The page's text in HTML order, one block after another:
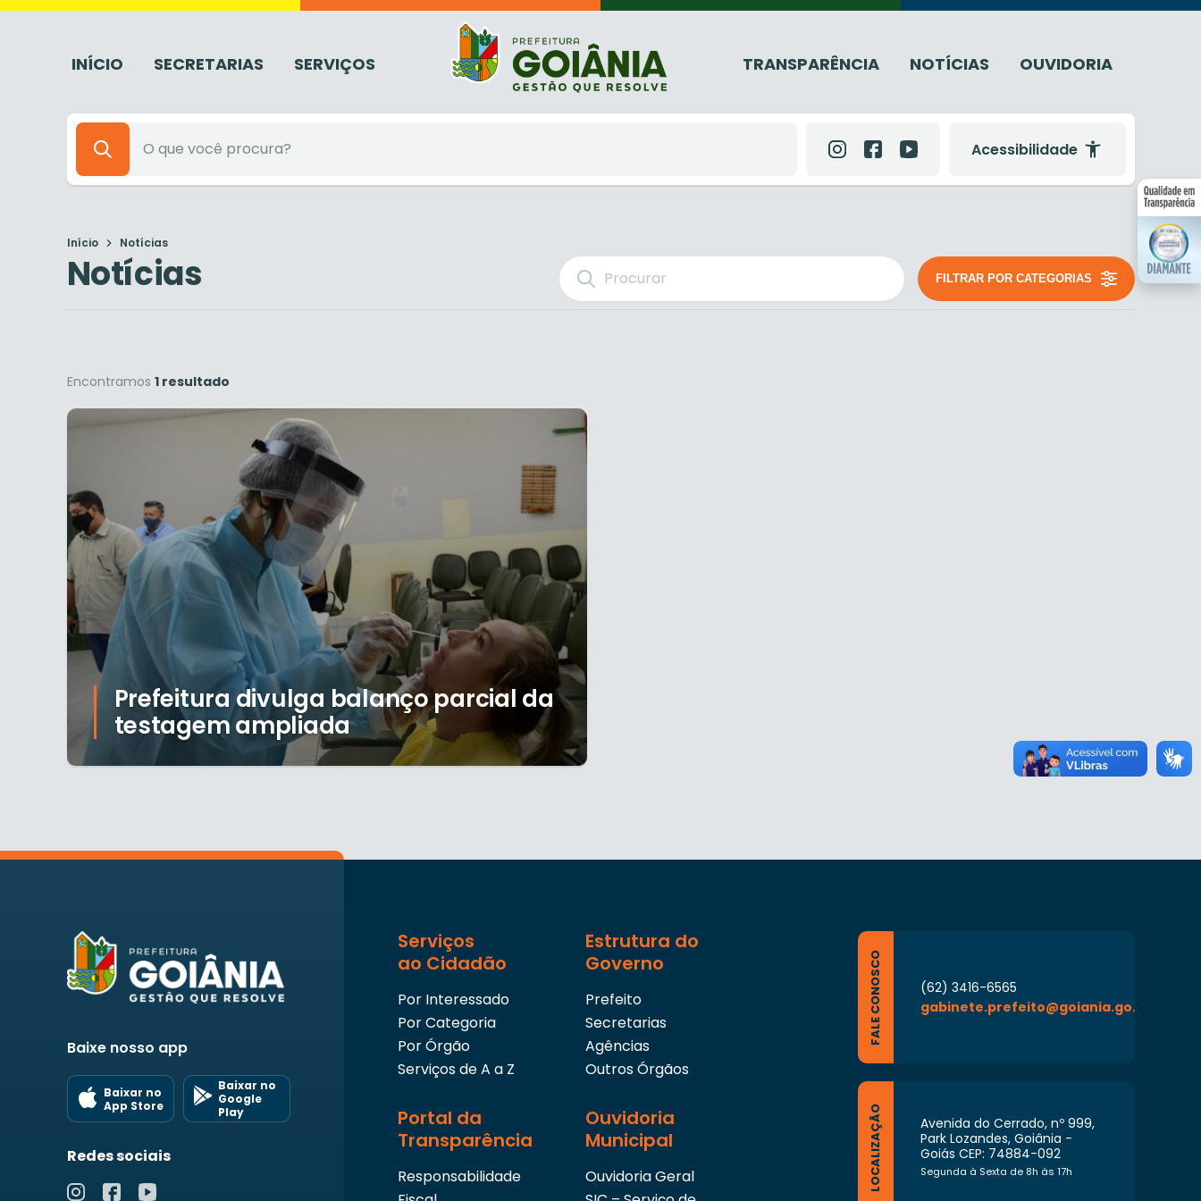
INÍCIO SECRETARIAS SERVIÇOS TRANSPARÊNCIA NOTÍCIAS OUVIDORIA
Acessibilidade
Início Notícias
Notícias FILTRAR POR CATEGORIAS
Encontramos 1 resultado
Prefeitura divulga balanço parcial da
testagem ampliada
Baixe nosso app
Baixar no
App Store
Baixar no
Google
Play
Redes sociais
Serviços
ao Cidadão
Por Interessado
Por Categoria
Por Órgão
Serviços de A a Z
Estrutura do
Governo
Prefeito
Secretarias
Agências
Outros Órgãos
Portal da
Transparência
Responsabilidade
Ouvidoria
Municipal
Ouvidoria Geral
FALE CONOSCO
(62) 3416-6565
gabinete.prefeito@goiania.go.gov.br
LOCALIZAÇÃO
Avenida do Cerrado, nº 999,
Park Lozandes, Goiânia -
Goiás CEP: 74884-092
Segunda à Sexta de 8h às 17h